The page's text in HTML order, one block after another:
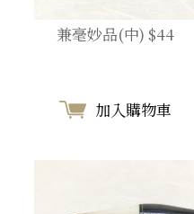
兼毫妙品(中) $44
加入購物車